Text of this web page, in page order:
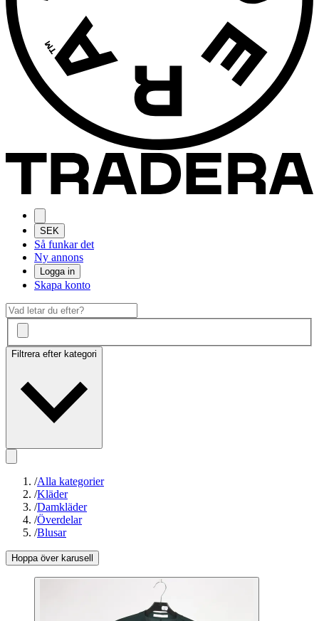
SEK
Så funkar det
Ny annons
Logga in
Skapa konto
Filtrera efter kategori
/Alla kategorier
/Kläder
/Damkläder
/Överdelar
/Blusar
Hoppa över karusell